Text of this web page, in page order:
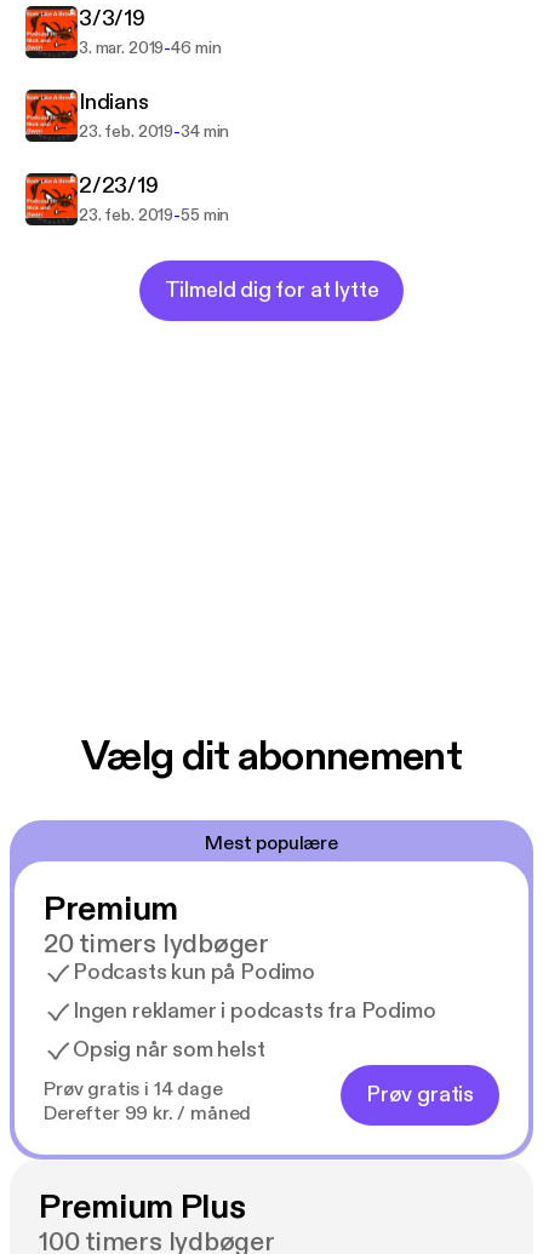
3/3/19
3. mar. 2019-46 min
Indians
23. feb. 2019-34 min
2/23/19
23. feb. 2019-55 min
Tilmeld dig for at lytte
Vælg dit abonnement
Mest populære
Premium
20 timers lydbøger
Podcasts kun på Podimo
Ingen reklamer i podcasts fra Podimo
Opsig når som helst
Prøv gratis i 14 dage
Derefter 99 kr. / måned
Prøv gratis
Premium Plus
100 timers lydbøger